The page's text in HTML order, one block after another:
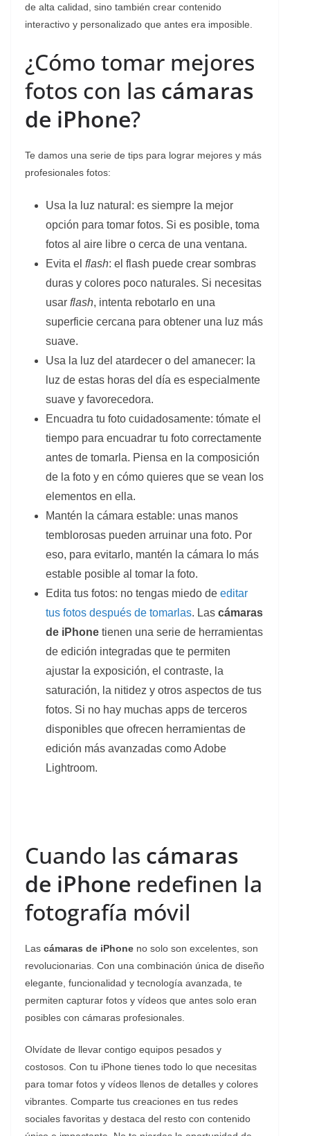
de alta calidad, sino también crear contenido
interactivo y personalizado que antes era imposible.
¿Cómo tomar mejores
fotos con las cámaras
de iPhone?
Te damos una serie de tips para lograr mejores y más
profesionales fotos:
Usa la luz natural: es siempre la mejor
opción para tomar fotos. Si es posible, toma
fotos al aire libre o cerca de una ventana.
Evita el flash: el flash puede crear sombras
duras y colores poco naturales. Si necesitas
usar flash, intenta rebotarlo en una
superficie cercana para obtener una luz más
suave.
Usa la luz del atardecer o del amanecer: la
luz de estas horas del día es especialmente
suave y favorecedora.
Encuadra tu foto cuidadosamente: tómate el
tiempo para encuadrar tu foto correctamente
antes de tomarla. Piensa en la composición
de la foto y en cómo quieres que se vean los
elementos en ella.
Mantén la cámara estable: unas manos
temblorosas pueden arruinar una foto. Por
eso, para evitarlo, mantén la cámara lo más
estable posible al tomar la foto.
Edita tus fotos: no tengas miedo de editar
tus fotos después de tomarlas. Las cámaras
de iPhone tienen una serie de herramientas
de edición integradas que te permiten
ajustar la exposición, el contraste, la
saturación, la nitidez y otros aspectos de tus
fotos. Si no hay muchas apps de terceros
disponibles que ofrecen herramientas de
edición más avanzadas como Adobe
Lightroom.
Cuando las cámaras
de iPhone redefinen la
fotografía móvil
Las cámaras de iPhone no solo son excelentes, son
revolucionarias. Con una combinación única de diseño
elegante, funcionalidad y tecnología avanzada, te
permiten capturar fotos y vídeos que antes solo eran
posibles con cámaras profesionales.
Olvídate de llevar contigo equipos pesados y
costosos. Con tu iPhone tienes todo lo que necesitas
para tomar fotos y vídeos llenos de detalles y colores
vibrantes. Comparte tus creaciones en tus redes
sociales favoritas y destaca del resto con contenido